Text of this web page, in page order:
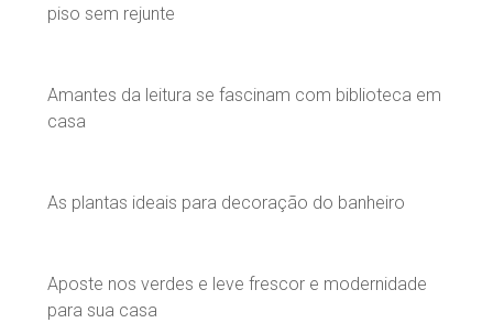
piso sem rejunte
Amantes da leitura se fascinam com biblioteca em
casa
As plantas ideais para decoração do banheiro
Aposte nos verdes e leve frescor e modernidade
para sua casa